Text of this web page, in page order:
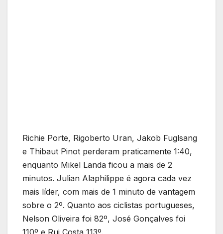
Richie Porte, Rigoberto Uran, Jakob Fuglsang
e Thibaut Pinot perderam praticamente 1:40,
enquanto Mikel Landa ficou a mais de 2
minutos. Julian Alaphilippe é agora cada vez
mais líder, com mais de 1 minuto de vantagem
sobre o 2º. Quanto aos ciclistas portugueses,
Nelson Oliveira foi 82º, José Gonçalves foi